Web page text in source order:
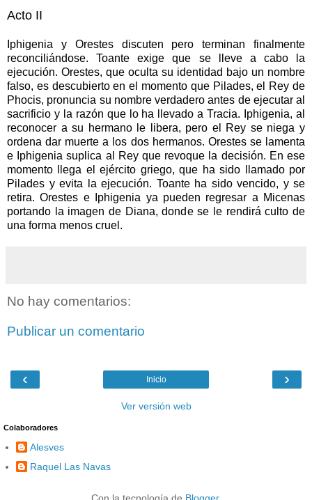
Acto II
Iphigenia y Orestes discuten pero terminan finalmente
reconciliándose. Toante exige que se lleve a cabo la
ejecución. Orestes, que oculta su identidad bajo un nombre
falso, es descubierto en el momento que Pilades, el Rey de
Phocis, pronuncia su nombre verdadero antes de ejecutar al
sacrificio y la razón que lo ha llevado a Tracia. Iphigenia, al
reconocer a su hermano le libera, pero el Rey se niega y
ordena dar muerte a los dos hermanos. Orestes se lamenta
e Iphigenia suplica al Rey que revoque la decisión. En ese
momento llega el ejército griego, que ha sido llamado por
Pilades y evita la ejecución. Toante ha sido vencido, y se
retira. Orestes e Iphigenia ya pueden regresar a Micenas
portando la imagen de Diana, donde se le rendirá culto de
una forma menos cruel.
No hay comentarios:
Publicar un comentario
‹ ›
Inicio
Ver versión web
Colaboradores
Alesves
Raquel Las Navas